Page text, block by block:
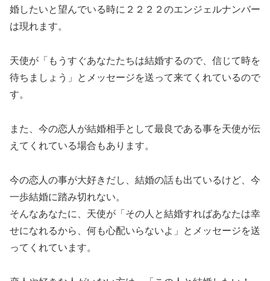
婚したいと望んでいる時に２２２２のエンジェルナンバー
は現れます。
天使が「もうすぐあなたたちは結婚するので、信じて時を
待ちましょう」とメッセージを送って来てくれているので
す。
また、今の恋人が結婚相手として最良である事を天使が伝
えてくれている場合もあります。
今の恋人の事が大好きだし、結婚の話も出ているけど、今
一歩結婚に踏み切れない。
そんなあなたに、天使が「その人と結婚すればあなたは幸
せになれるから、何も心配いらないよ」とメッセージを送
ってくれています。